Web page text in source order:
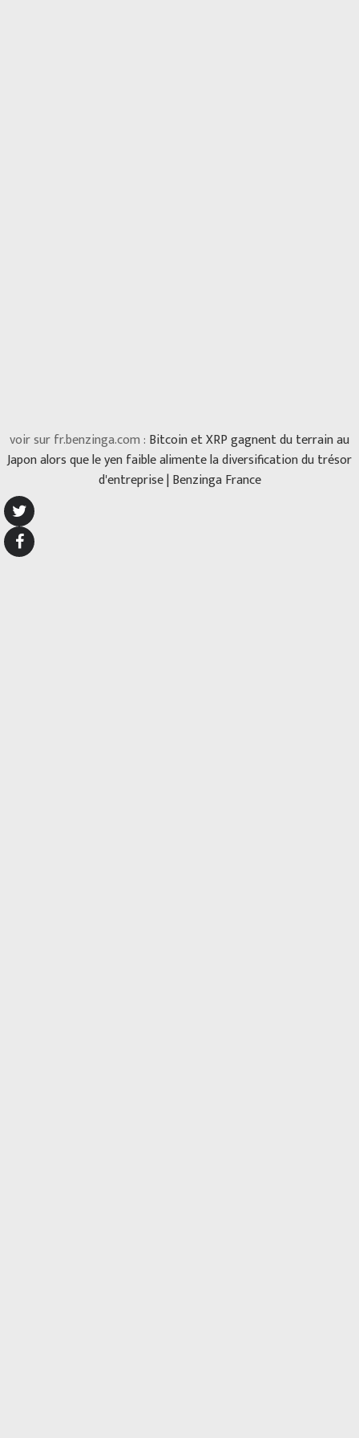
voir sur fr.benzinga.com : Bitcoin et XRP gagnent du terrain au
Japon alors que le yen faible alimente la diversification du trésor
d'entreprise | Benzinga France